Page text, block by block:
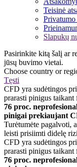
Teisinė
Slapukų
Pasirinkite kitą šalį ar
jūsų buvimo vietai.
Choose country or
Tęsti
CFD yra sudėtingos
prarasti pinigus taikant
76 proc.
pinigai prekiaujant
Turėtumėte pagalvoti,
leisti prisiimti didelę
CFD yra sudėtingos
prarasti pinigus taikant
76 proc.